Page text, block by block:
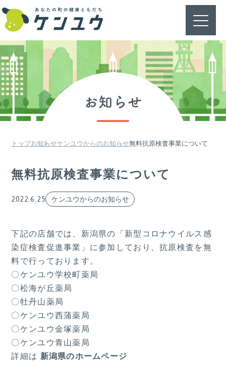
お知らせ
トップお知らせケンユウからのお知らせ無料抗原検査事業について
無料抗原検査事業について
2022.6.25 ケンユウからのお知らせ
下記の店舗では、新潟県の「新型コロナウイルス感
染症検査促進事業」に参加しており、抗原検査を無
料で行っております。
〇ケンユウ学校町薬局
〇松海が丘薬局
〇牡丹山薬局
〇ケンユウ西蒲薬局
〇ケンユウ金塚薬局
〇ケンユウ青山薬局
詳細は 新潟県のホームページ